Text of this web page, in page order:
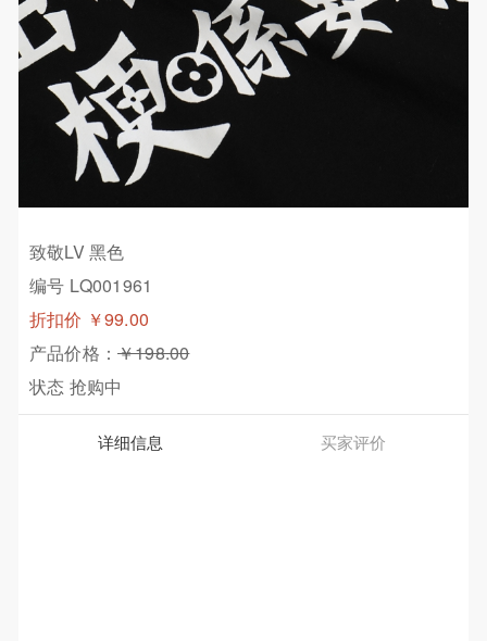
致敬LV 黑色
编号 LQ001961
折扣价 ￥99.00
产品价格： ￥198.00
状态 抢购中
详细信息 买家评价